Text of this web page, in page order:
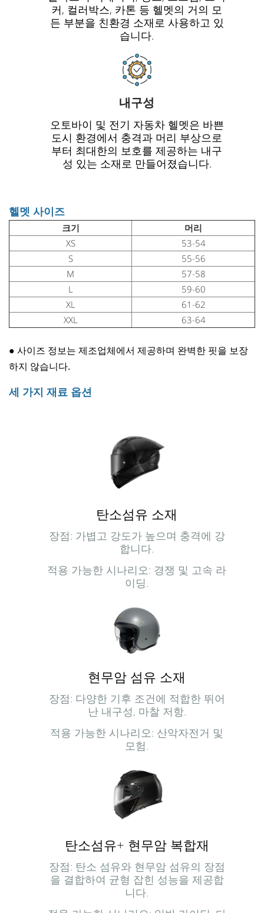
커, 컬러박스, 카톤 등 헬멧의 거의 모
든 부분을 친환경 소재로 사용하고 있
습니다.
내구성
오토바이 및 전기 자동차 헬멧은 바쁜
도시 환경에서 충격과 머리 부상으로
부터 최대한의 보호를 제공하는 내구
성 있는 소재로 만들어졌습니다.
헬멧 사이즈
크기
머리
XS
53-54
S
55-56
M
57-58
L
59-60
XL
61-62
XXL
63-64
● 사이즈 정보는 제조업체에서 제공하며 완벽한 핏을 보장
하지 않습니다.
세 가지 재료 옵션
탄소섬유 소재
장점: 가볍고 강도가 높으며 충격에 강
합니다.
적용 가능한 시나리오: 경쟁 및 고속 라
이딩.
현무암 섬유 소재
장점: 다양한 기후 조건에 적합한 뛰어
난 내구성, 마찰 저항.
적용 가능한 시나리오: 산악자전거 및
모험.
탄소섬유+ 현무암 복합재
장점: 탄소 섬유와 현무암 섬유의 장점
을 결합하여 균형 잡힌 성능을 제공합
니다.